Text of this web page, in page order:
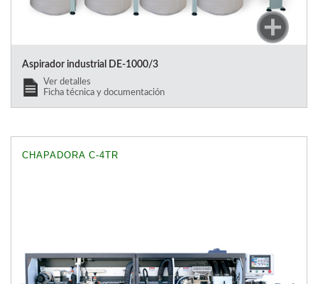
Aspirador industrial DE-1000/3
Ver detalles
Ficha técnica y documentación
CHAPADORA C-4TR